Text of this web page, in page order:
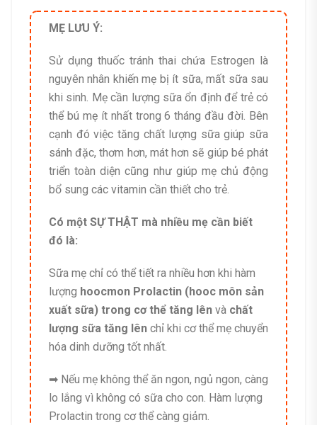
MẸ LƯU Ý:
Sử dụng thuốc tránh thai chứa Estrogen là
nguyên nhân khiến mẹ bị ít sữa, mất sữa sau
khi sinh. Mẹ cần lượng sữa ổn định để trẻ có
thể bú mẹ ít nhất trong 6 tháng đầu đời. Bên
cạnh đó việc tăng chất lượng sữa giúp sữa
sánh đặc, thơm hơn, mát hơn sẽ giúp bé phát
triển toàn diện cũng như giúp mẹ chủ động
bổ sung các vitamin cần thiết cho trẻ.
Có một SỰ THẬT mà nhiều mẹ cần biết
đó là:
Sữa mẹ chỉ có thể tiết ra nhiều hơn khi hàm
lượng hoocmon Prolactin (hooc môn sản
xuất sữa) trong cơ thể tăng lên và chất
lượng sữa tăng lên chỉ khi cơ thể mẹ chuyển
hóa dinh dưỡng tốt nhất.
➡ Nếu mẹ không thể ăn ngon, ngủ ngon, càng
lo lắng vì không có sữa cho con. Hàm lượng
Prolactin trong cơ thể càng giảm.